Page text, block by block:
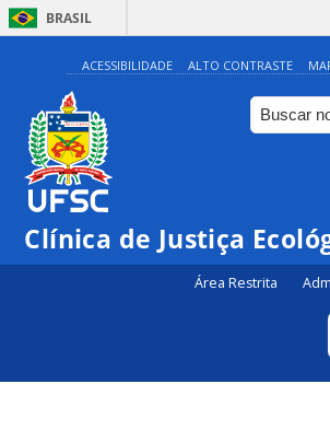
BRASIL
ACESSIBILIDADE ALTO CONTRASTE
Clínica de Justiça
Área Restrita